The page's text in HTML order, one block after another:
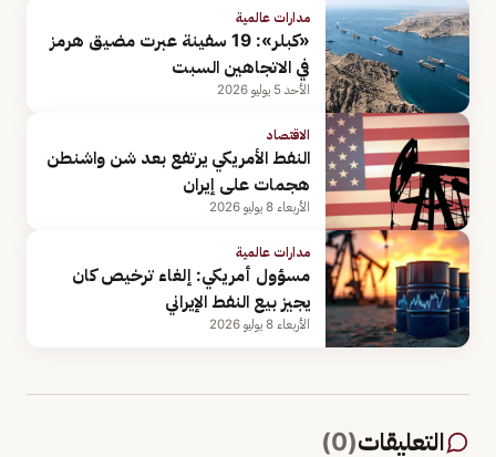
مدارات عالمية
«كبلر»: 19 سفينة عبرت مضيق هرمز
في الاتجاهين السبت
الأحد 5 يوليو 2026
الاقتصاد
النفط الأمريكي يرتفع بعد شن واشنطن
هجمات على إيران
الأربعاء 8 يوليو 2026
مدارات عالمية
مسؤول أمريكي: إلغاء ترخيص كان
يجيز بيع النفط الإيراني
الأربعاء 8 يوليو 2026
التعليقات(
0
)